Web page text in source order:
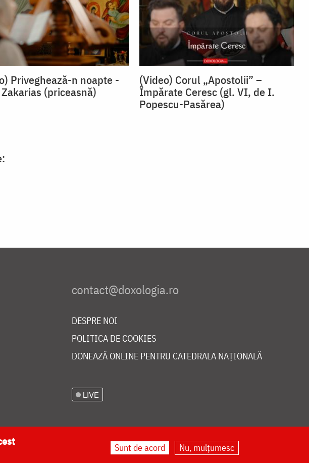
Priveghează-n noapte -
(priceasnă)
(Video) Corul „Apostolii” –
⁠Împărate Ceresc (gl. VI, de I.
Popescu-Pasărea)
DESPRE NOI
POLITICA DE COOKIES
DONEAZĂ ONLINE PENTRU CATEDRALA NAȚIONALĂ
LIVE
Sunt de acord Nu, mulțumesc